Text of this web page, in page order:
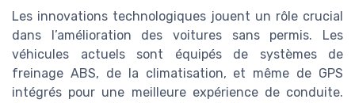
Les innovations technologiques jouent un rôle crucial
dans l’amélioration des voitures sans permis. Les
véhicules actuels sont équipés de systèmes de
freinage ABS, de la climatisation, et même de GPS
intégrés pour une meilleure expérience de conduite.